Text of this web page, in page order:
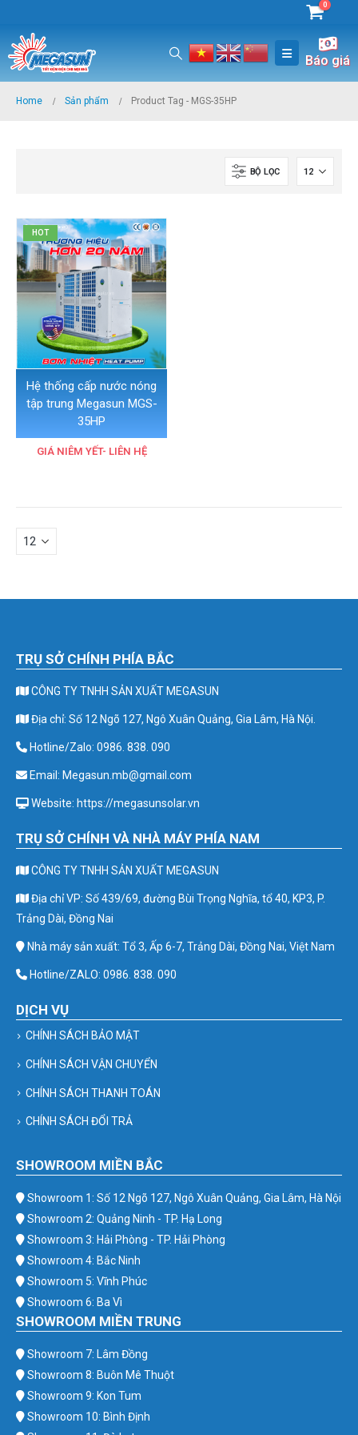
0
Báo giá
Home Sản phẩm Product Tag - MGS-35HP
BỘ LỌC
HOT
Hệ thống cấp nước nóng
tập trung Megasun MGS-
35HP
GIÁ NIÊM YẾT- LIÊN HỆ
TRỤ SỞ CHÍNH PHÍA BẮC
CÔNG TY TNHH SẢN XUẤT MEGASUN
Địa chỉ: Số 12 Ngõ 127, Ngô Xuân Quảng, Gia Lâm, Hà Nội.
Hotline/Zalo: 0986. 838. 090
Email: Megasun.mb@gmail.com
Website: https://megasunsolar.vn
TRỤ SỞ CHÍNH VÀ NHÀ MÁY PHÍA NAM
CÔNG TY TNHH SẢN XUẤT MEGASUN
Địa chỉ VP: Số 439/69, đường Bùi Trọng Nghĩa, tổ 40, KP3, P.
Trảng Dài, Đồng Nai
Nhà máy sản xuất: Tổ 3, Ấp 6-7, Trảng Dài, Đồng Nai, Việt Nam
Hotline/ZALO: 0986. 838. 090
DỊCH VỤ
CHÍNH SÁCH BẢO MẬT
CHÍNH SÁCH VẬN CHUYỂN
CHÍNH SÁCH THANH TOÁN
CHÍNH SÁCH ĐỔI TRẢ
SHOWROOM MIỀN BẮC
Showroom 1: Số 12 Ngõ 127, Ngô Xuân Quảng, Gia Lâm, Hà Nội
Showroom 2: Quảng Ninh - TP. Hạ Long
Showroom 3: Hải Phòng - TP. Hải Phòng
Showroom 4: Bắc Ninh
Showroom 5: Vĩnh Phúc
Showroom 6: Ba Vì
SHOWROOM MIỀN TRUNG
Showroom 7: Lâm Đồng
Showroom 8: Buôn Mê Thuột
Showroom 9: Kon Tum
Showroom 10: Bình Định